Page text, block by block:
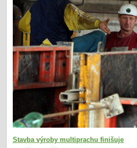
Stavba výroby multiprachu finišuje